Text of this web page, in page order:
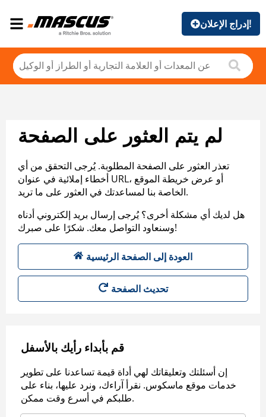
إدراج الإعلان!
لم يتم العثور على الصفحة
تعذر العثور على الصفحة المطلوبة. يُرجى التحقق من أي
أخطاء إملائية في عنوان URL، أو عرض خريطة الموقع
الخاصة بنا لمساعدتك في العثور على ما تريد.
هل لديك أي مشكلة أخرى؟ يُرجى إرسال بريد إلكتروني أدناه
وسنعاود التواصل معك. شكرًا على صبرك!
العودة إلى الصفحة الرئيسية
تحديث الصفحة
قم بأبداء رأيك بالأسفل
إن أسئلتك وتعليقاتك لهي أداة قيمة تساعدنا على تطوير
خدمات موقع ماسكوس. نقرأ آراءك، ونرد عليها، بناء على
طلبكم في أسرع وقت ممكن.